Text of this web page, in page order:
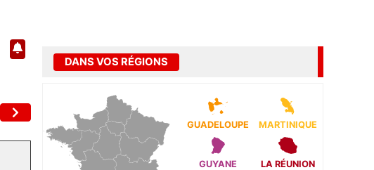
DANS VOS RÉGIONS
GUADELOUPE MARTINIQUE
GUYANE LA RÉUNION